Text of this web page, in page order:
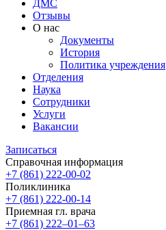
ДМС
Отзывы
О нас
Документы
История
Политика учреждения
Отделения
Наука
Сотрудники
Услуги
Вакансии
Записаться
Справочная информация
+7 (861) 222-00-02
Поликлиника
+7 (861) 222-00-14
Приемная гл. врача
+7 (861) 222‒01‒63